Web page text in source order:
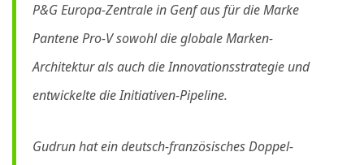
P&G Europa-Zentrale in Genf aus für die Marke
Pantene Pro-V sowohl die globale Marken-
Architektur als auch die Innovationsstrategie und
entwickelte die Initiativen-Pipeline.
Gudrun hat ein deutsch-französisches Doppel-